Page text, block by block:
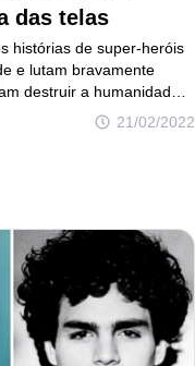
das telas
21/02/2022
histórias de super-heróis
e lutam bravamente
destruir a humanidade.
de perto, percebemos
os grandes super-